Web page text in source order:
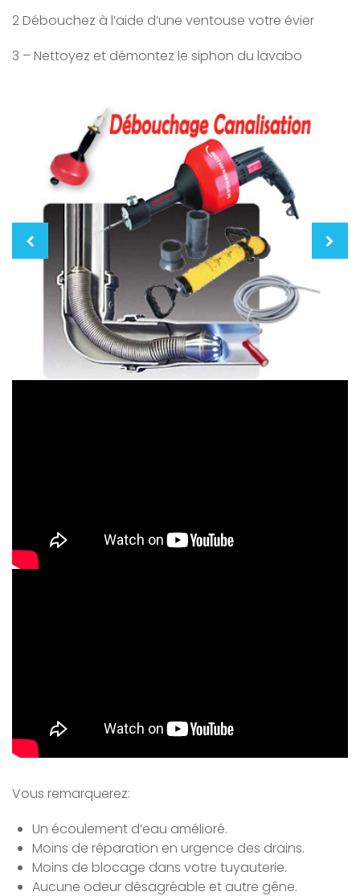
2 Débouchez à l’aide d’une ventouse votre évier
3 – Nettoyez et démontez le siphon du lavabo
Vous remarquerez:
Un écoulement d’eau amélioré.
Moins de réparation en urgence des drains.
Moins de blocage dans votre tuyauterie.
Aucune odeur désagréable et autre gêne.